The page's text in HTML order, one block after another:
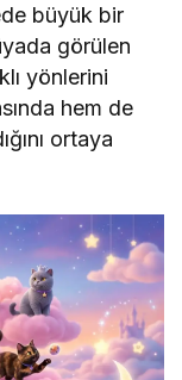
büyük bir
görülen
yönlerini
hem de
ortaya